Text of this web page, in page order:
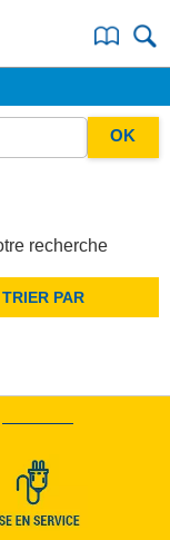
OK
recherche
TRIER PAR